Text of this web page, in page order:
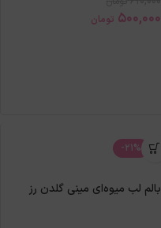
500,000 تومان
-21%
بالم لب میوه‌ای مینی گلدن رز